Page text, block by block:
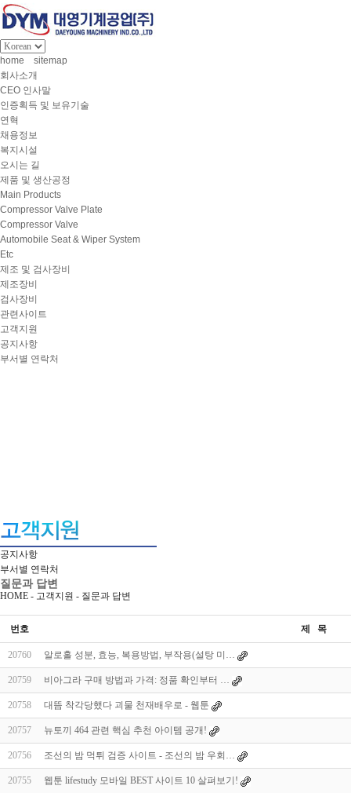
home
sitemap
회사소개
CEO 인사말
인증획득 및 보유기술
연혁
채용정보
복지시설
오시는 길
제품 및 생산공정
Main Products
Compressor Valve Plate
Compressor Valve
Automobile Seat & Wiper System
Etc
제조 및 검사장비
제조장비
검사장비
관련사이트
고객지원
공지사항
부서별 연락처
공지사항
부서별 연락처
질문과 답변
HOME - 고객지원 - 질문과 답변
번호 제 목
20760 알로홀 성분, 효능, 복용방법, 부작용(설탕 미…
20759 비아그라 구매 방법과 가격: 정품 확인부터 …
20758 대뜸 착각당했다 괴물 천재배우로 - 웹툰
20757 뉴토끼 464 관련 핵심 추천 아이템 공개!
20756 조선의 밤 먹튀 검증 사이트 - 조선의 밤 우회…
20755 웹툰 lifestudy 모바일 BEST 사이트 10 살펴보기!